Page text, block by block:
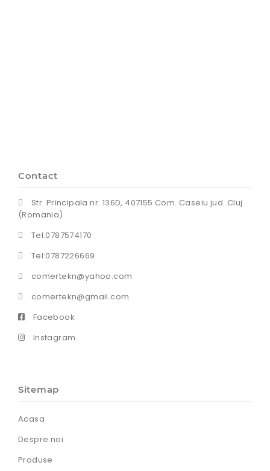
Contact
Str. Principala nr. 136D, 407155 Com. Caseiu jud. Cluj
(Romania)
Tel:0787574170
Tel:0787226669
comertekn@yahoo.com
comertekn@gmail.com
Facebook
Instagram
Sitemap
Acasa
Despre noi
Produse